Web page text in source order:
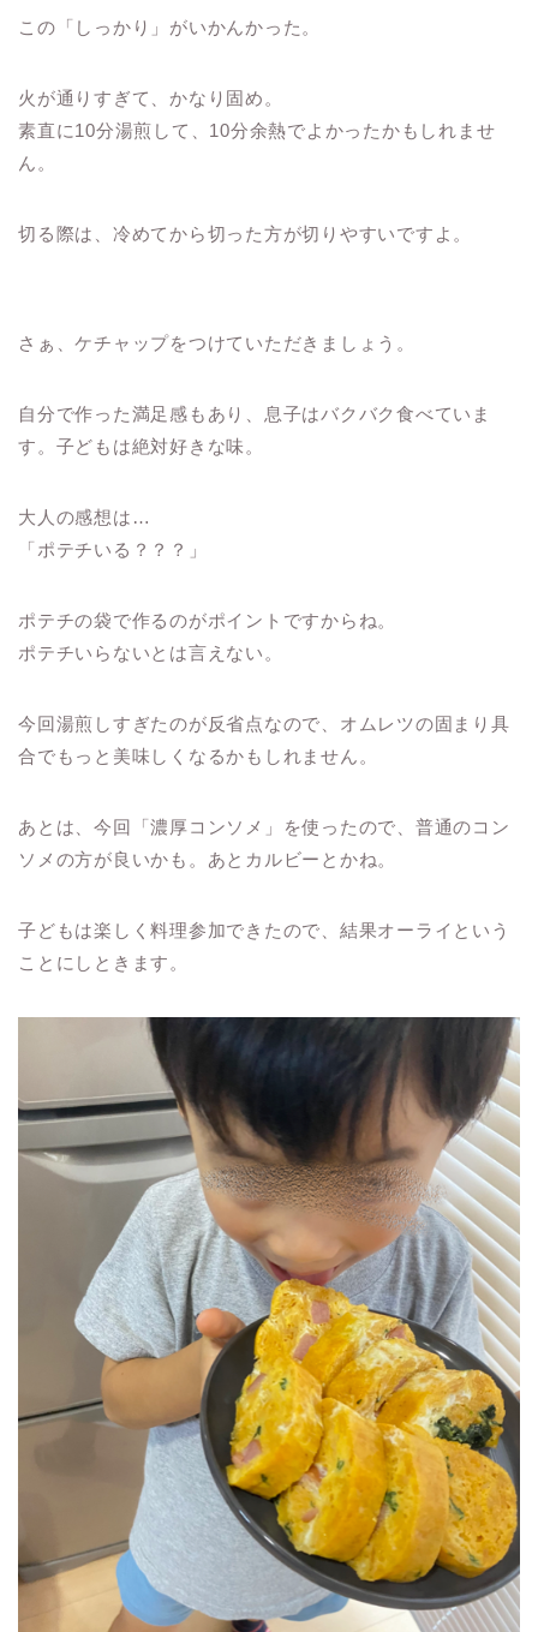
この「しっかり」がいかんかった。
火が通りすぎて、かなり固め。
素直に10分湯煎して、10分余熱でよかったかもしれませ
ん。
切る際は、冷めてから切った方が切りやすいですよ。
さぁ、ケチャップをつけていただきましょう。
自分で作った満足感もあり、息子はバクバク食べていま
す。子どもは絶対好きな味。
大人の感想は…
「ポテチいる？？？」
ポテチの袋で作るのがポイントですからね。
ポテチいらないとは言えない。
今回湯煎しすぎたのが反省点なので、オムレツの固まり具
合でもっと美味しくなるかもしれません。
あとは、今回「濃厚コンソメ」を使ったので、普通のコン
ソメの方が良いかも。あとカルビーとかね。
子どもは楽しく料理参加できたので、結果オーライという
ことにしときます。